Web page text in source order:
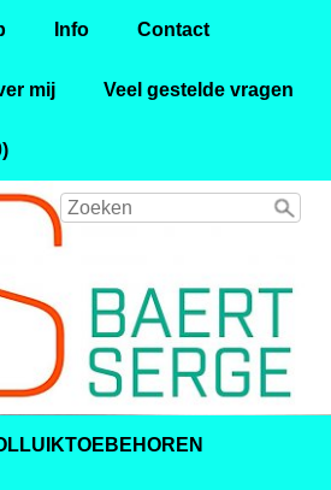
Info Contact
mij Veel gestelde vragen